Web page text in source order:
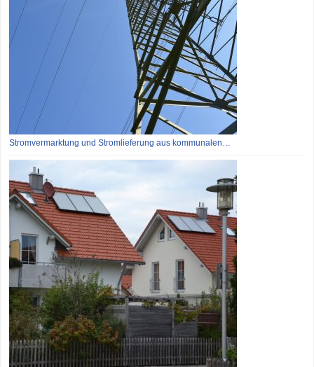
Stromvermarktung und Stromlieferung aus kommunalen…